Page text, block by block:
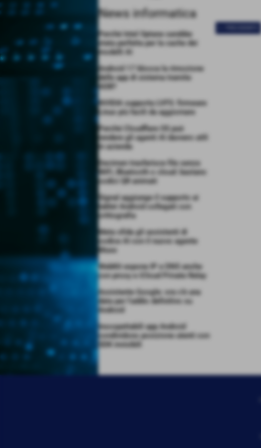
News informatica
Perché Intel Optane sarebbe
stata perfetta per la cache dei
modelli AI
Android 17 blocca la rimozione
delle app di sistema tramite
ADB?
NVIDIA supporta LVFS: firmware
Linux più facili da aggiornare
Perché Cloudflare OS può
rendere gli agenti AI davvero utili
in azienda
Decimen trasferisce file senza
WiFi, Bluetooth o cloud: bastano
codici QR animati
Signal aggiunge il supporto ai
tablet Android collegati con
crittografia
Meta sfida gli assistenti di
codice AI con il nuovo agente
Muse
WebKit espone IP e DNS anche
con proxy e iCloud Private Relay
Assistente Google: ora c’è una
data per l’addio definitivo su
Android
Insospettabili app Android
condividono posizione utenti con
SDK invisibili